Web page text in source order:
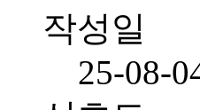
작성일
25-08-